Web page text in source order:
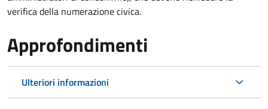
verifica della numerazione civica.
Approfondimenti
Ulteriori informazioni